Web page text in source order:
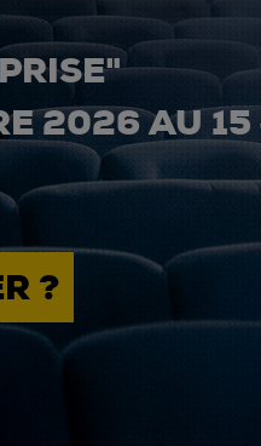
2026 AU
?